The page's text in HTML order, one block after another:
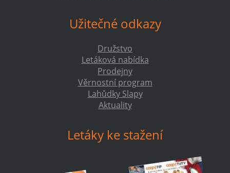
Užitečné odkazy
Družstvo
Letáková nabídka
Prodejny
Věrnostní program
Lahůdky Slapy
Aktuality
Letáky ke stažení